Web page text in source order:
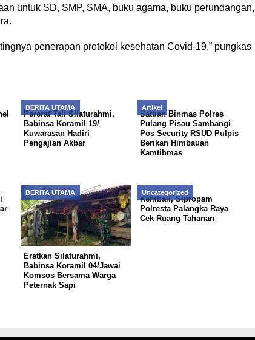
untuk SD, SMP, SMA, buku agama, buku perundangan,
penerapan protokol kesehatan Covid-19,” pungkas
BERITA UTAMA
Pererat Tali Silaturahmi,
Babinsa Koramil 19/
Kuwarasan Hadiri
Pengajian Akbar
Artikel
Satuan Binmas Polres
Pulang Pisau Sambangi
Pos Security RSUD Pulpis
Berikan Himbauan
Kamtibmas
BERITA UTAMA
Eratkan Silaturahmi,
Babinsa Koramil 04/Jawai
Komsos Bersama Warga
Peternak Sapi
Uncategorized
Kembali, Sipropam
Polresta Palangka Raya
Cek Ruang Tahanan